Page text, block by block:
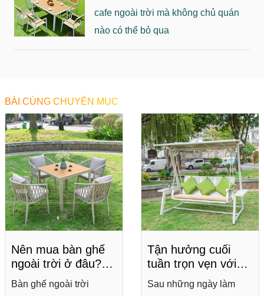
cafe ngoài trời mà không chủ quán
nào có thể bỏ qua
BÀI CÙNG CHUYÊN MỤC
Nên mua bàn ghế
ngoài trời ở đâu?
Gợi ý địa chỉ uy tín
Bàn ghế ngoài trời
Tận hưởng cuối
tuần trọn vẹn với
xích đu sân vườn
đẹp, tiện nghi
Sau những ngày làm